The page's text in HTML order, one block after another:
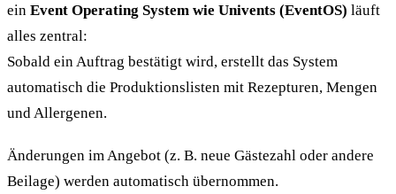
ein Event Operating System wie Univents (EventOS) läuft
alles zentral:
Sobald ein Auftrag bestätigt wird, erstellt das System
automatisch die Produktionslisten mit Rezepturen, Mengen
und Allergenen.
Änderungen im Angebot (z. B. neue Gästezahl oder andere
Beilage) werden automatisch übernommen.